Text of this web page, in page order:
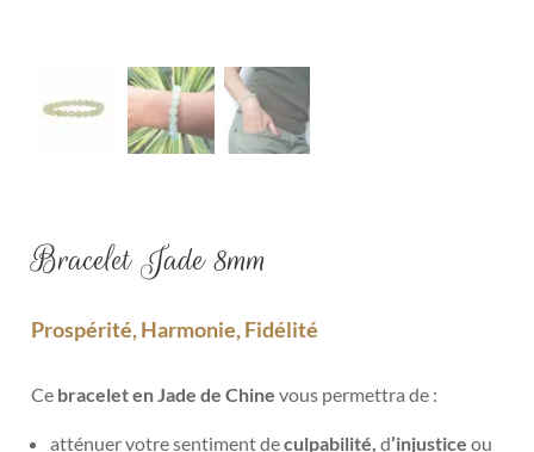
Bracelet Jade 8mm
Prospérité, Harmonie, Fidélité
Ce bracelet en Jade de Chine vous permettra de :
atténuer votre sentiment deculpabilité,d’injustice ou